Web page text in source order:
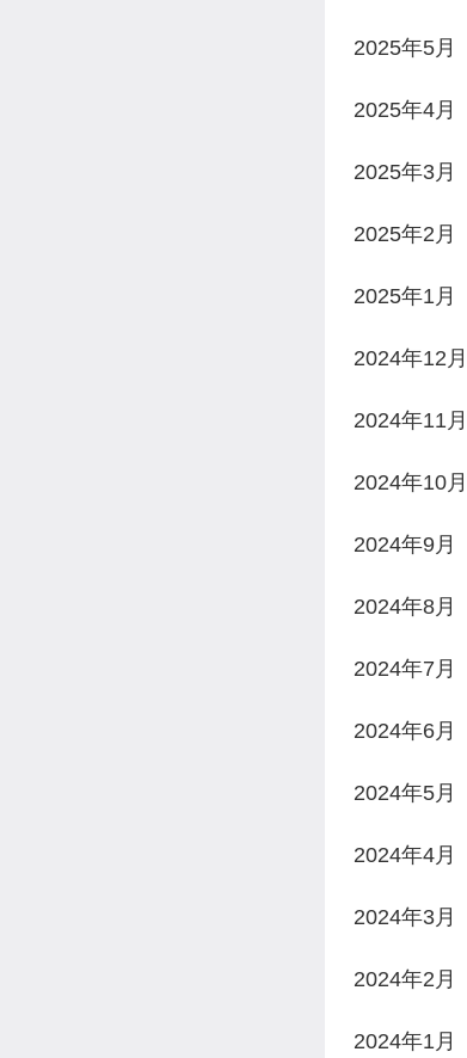
2025年5月
2025年4月
2025年3月
2025年2月
2025年1月
2024年12月
2024年11月
2024年10月
2024年9月
2024年8月
2024年7月
2024年6月
2024年5月
2024年4月
2024年3月
2024年2月
2024年1月